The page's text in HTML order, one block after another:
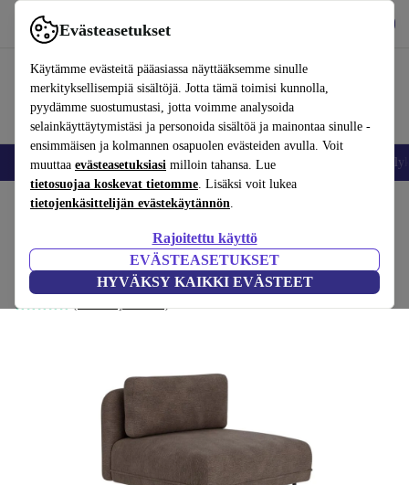
Evästeasetukset
Käytämme evästeitä pääasiassa näyttääksemme sinulle
merkityksellisempiä sisältöjä. Jotta tämä toimisi kunnolla,
pyydämme suostumustasi, jotta voimme analysoida
selainkäyttäytymistäsi ja personoida sisältöä ja mainontaa sinulle -
ensimmäisen ja kolmannen osapuolen evästeiden avulla. Voit
muuttaa evästeasetuksiasi milloin tahansa. Lue
tietosuojaa koskevat tietomme. Lisäksi voit lukea
tietojenkäsittelijän evästekäytännön.
Rajoitettu käyttö
EVÄSTEASETUKSET
HYVÄKSY KAIKKI EVÄSTEET
Käytä refurbed-palvelua nopeasti ja helposti
Matkapuhelimet ja älypuhelimet Kannettavat tietokoneet
Koti Tuotteet Koti Huonekalut
Ellis yksipaikkainen Modul Aulla Cacao
ruskea